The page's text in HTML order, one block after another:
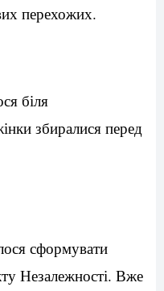
перехожих.
біля
збиралися перед
сформувати
Незалежності. Вже